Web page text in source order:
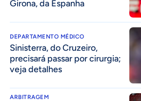
Girona, da Espanha
DEPARTAMENTO MÉDICO
Sinisterra, do Cruzeiro,
precisará passar por cirurgia;
veja detalhes
ARBITRAGEM